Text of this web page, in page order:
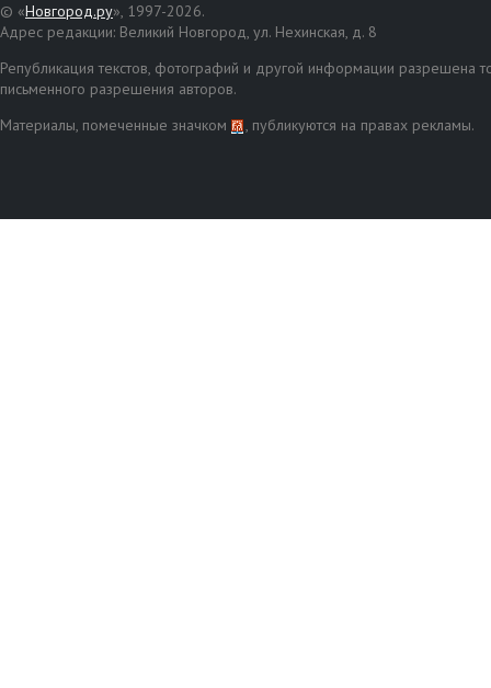
© «Новгород.ру», 1997-2026.
Адрес редакции: Великий Новгород, ул. Нехинская, д. 8
Републикация текстов, фотографий и другой информации разрешена
письменного разрешения авторов.
Материалы, помеченные значком
, публикуются на правах рекламы.